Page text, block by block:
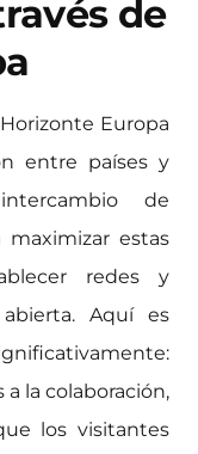
de
Europa
entre países y
de
maximizar estas
redes y
Aquí es
la colaboración,
los visitantes